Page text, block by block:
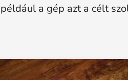
a gép azt a célt